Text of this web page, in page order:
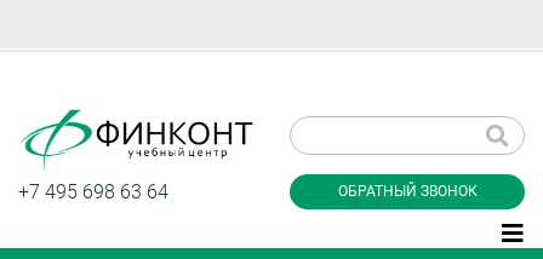
+7 495 698 63 64 ОБРАТНЫЙ ЗВОНОК
звонок